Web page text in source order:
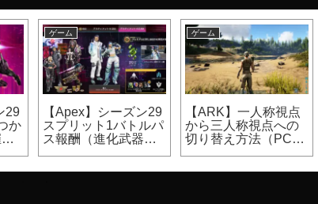
29
か
ゲーム
【Apex】シーズン29
スプリット1バトルパ
ス報酬（進化武器ス
ゲーム
【ARK】一人称視点
から三人称視点への
切り替え方法（PC